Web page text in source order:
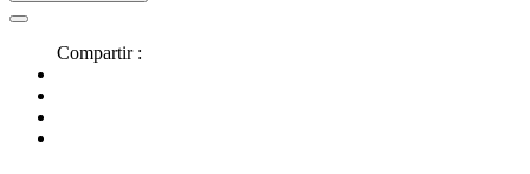
Compartir :